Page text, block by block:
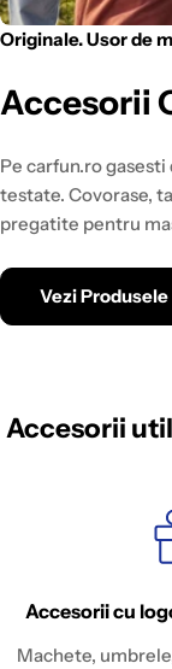
Originale. Usor de
Accesorii
Pe carfun.ro
testate. Covorase,
pregatite pentru
Vezi Produsele
Accesorii
Accesorii cu
Machete,